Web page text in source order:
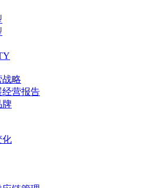
战略
经营报告​
牌
化